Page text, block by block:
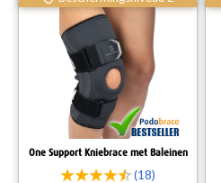
One Support Kniebrace met Baleinen
(18)